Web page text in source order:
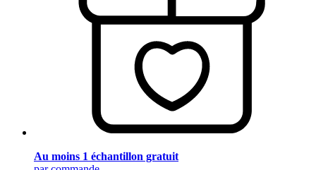
Au moins 1 échantillon gratuit